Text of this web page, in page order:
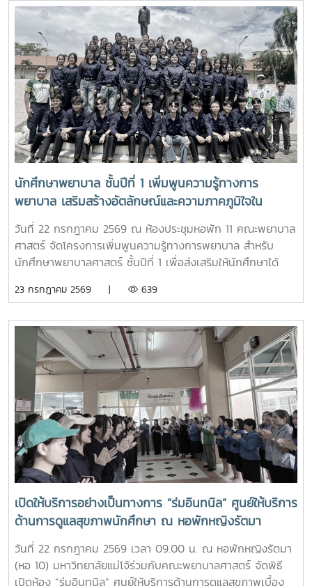
หลักสูตรพยาบาลศาสตร์ ได้แนะนำหลักสูตรพยาบาลศาสตร
บัณฑิต การจัดการเรียนการสอน การฝึกปฏิบัติ คุณสมบัติผู้
สมัคร และแนวทางการศึกษาต่อ เพื่อให้นักเรียนได้รับข้อมูลที่ถูก
ต้อง สามารถนำไปใช้ประกอบการวางแผนศึกษาต่อระดับ
อุดมศึกษาพร้อมกันนี้ ตัวแทนนักศึกษาพยาบาลชั้นปีที่ 4 ได้ร่วม
แลกเปลี่ยนประสบการณ์การเรียน การใช้ชีวิตในรั้วมหาวิทยาลัย
การฝึกงาน เพื่อสร้างแรงบันดาลใจให้กับน้องๆผ่านกิจกรรม
Student Talkช่วงท้ายของกิจกรรม คณะนักเรียนได้เยี่ยมชมห้อง
ปฏิบัติการพยาบาล ตามกิจกรรม “Future Nurse Portfolio”
ทดลองฝึกปฏิบัติทักษะทางการพยาบาลเบื้องต้น อาทิ การวัด
สัญญาณชีพ การช่วยฟื้นคืนชีพ (CPR) การฝึกพันผ้า การฝึก
ทักษะการฉีดยาเบื้องต้นกับหุ่นจำลอง และกายวิพากษ์ โดยมี
อาจารย์และนักศึกษาพยาบาลคอยให้คำแนะนำอย่างใกล้ชิด
บรรยากาศเต็มไปด้วยความอบอุ่น สนุกสนาน เป็นกันเอง
นักเรียนให้ความสนใจเข้าร่วมกิจกรรมเป็นอย่างมาก ตลอดจนซัก
ถามแลกเปลี่ยนความคิดเห็นกับคณาจารย์และรุ่นพี่นักศึกษาใน
เวลาอ่านหนังสือ เป็นต้นอย่างไรก็ตาม การศึกษาดูงานครั้งนี้
แรงบันดาลใจแก่นักเรียนในการก้าวสู่การเป็นบุคลากรทางการ
พยาบาลในอนาคตต่อไป
นักศึกษาพยาบาล ชั้นปีที่ 1 เพิ่มพูนความรู้ทางการ
พยาบาล เสริมสร้างอัตลักษณ์และความภาคภูมิใจใน
สถาบัน ภายใต้รายวิชา แม่โจ้วิถีใหม่
วันที่ 22 กรกฎาคม 2569 ณ ห้องประชุมหอพัก 11 คณะพยาบาล
ศาสตร์ จัดโครงการเพิ่มพูนความรู้ทางการพยาบาล สำหรับ
นักศึกษาพยาบาลศาสตร์ ชั้นปีที่ 1 เพื่อส่งเสริมให้นักศึกษาได้
มหาวิทยาลัย ตลอดจนปลูกฝังความภาคภูมิใจในความเป็น “ลูก
วิถีใหม่ (11701001)ในการนี้ รองศาสตราจารย์ ดร.เทพ พงษ์พา
นิช นายกสภามหาวิทยาลัยแม่โจ้ พร้อมด้วย นายพงษ์พิพัฒน์
ราชจันทร์ หัวหน้างานพัฒนานักศึกษาและศิษย์เก่าสัมพันธ์ ใน
ฐานะอาจารย์ประจำรายวิชา ร่วมให้ความรู้เกี่ยวกับประวัติความ
เป็นมา ปรัชญา และอัตลักษณ์ของมหาวิทยาลัยแม่โจ้ เพื่อสร้าง
ความเข้าใจและความผูกพันต่อสถาบันโอกาสนี้ รองศาสตราจารย์
ดร.เทพ พงษ์พานิช ได้เน้นย้ำให้นักศึกษาเรียนรู้รากเหง้าความ
เป็นแม่โจ้ มีความภาคภูมิใจในสถาบัน มีพลังใจในการศึกษา ยึด
มั่นและดำเนินตามรอยคุณงามความดีของปูชนียบุคคล ประพฤติ
ตนเป็นคนดี มีความรับผิดชอบ ยึดถืออัตลักษณ์ของนักศึกษา
พยาบาลศาสตร์ มหาวิทยาลัยแม่โจ้ ที่ว่า “งามสง่า จิตอาสา
อดทน สู้งาน” เพื่อเติบโตเป็นบัณฑิตพยาบาลที่มีคุณภาพ เป็น
กำลังสำคัญของสังคมในอนาคตพร้อมกันนี้ นายนพกิจ แผ่พร
รักษาการหัวหน้างานหอพักนักศึกษา ได้บรรยายภาพรวมการ
ดำเนินงานของหอพักนักศึกษา พร้อมแนะนำระบบการดูแลและ
การใช้ชีวิตในรั้วมหาวิทยาลัย และ นายวิทชัย สุขเพราะนา หัวหน้า
23 กรกฎาคม 2569 | 639
เปิดให้บริการอย่างเป็นทางการ “ร่มอินทนิล” ศูนย์ให้บริการ
ด้านการดูแลสุขภาพนักศึกษา ณ หอพักหญิงรัตมา
วันที่ 22 กรกฎาคม 2569 เวลา 09.00 น. ณ หอพักหญิงรัตมา
(หอ 10) มหาวิทยาลัยแม่โจ้ร่วมกับคณะพยาบาลศาสตร์ จัดพิธี
เปิดห้อง “ร่มอินทนิล” ศูนย์ให้บริการด้านการดูแลสุขภาพเบื้อง